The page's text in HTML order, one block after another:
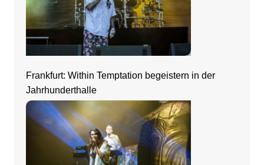
Frankfurt: Within Temptation begeistern in der
Jahrhunderthalle